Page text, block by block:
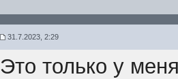
31.7.2023, 2:29
Это только у